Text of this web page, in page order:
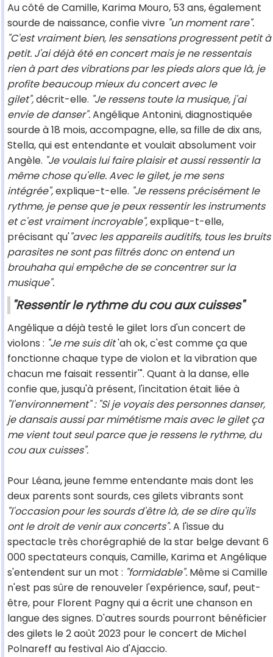
Au côté de Camille, Karima Mouro, 53 ans, également
sourde de naissance, confie vivre "un moment rare".
"C'est vraiment bien, les sensations progressent petit à
petit. J'ai déjà été en concert mais je ne ressentais
rien à part des vibrations par les pieds alors que là, je
profite beaucoup mieux du concert avec le
gilet",décrit-elle. "Je ressens toute la musique, j'ai
envie de danser".Angélique Antonini, diagnostiquée
sourde à 18 mois, accompagne, elle, sa fille de dix ans,
Stella, qui est entendante et voulait absolument voir
Angèle. "Je voulais lui faire plaisir et aussi ressentir la
même chose qu'elle. Avec le gilet, je me sens
intégrée",explique-t-elle. "Je ressens précisément le
rythme, je pense que je peux ressentir les instruments
et c'est vraiment incroyable",explique-t-elle,
précisant qu'"avec les appareils auditifs, tous les bruits
parasites ne sont pas filtrés donc on entend un
brouhaha qui empêche de se concentrer sur la
musique".
"Ressentir le rythme du cou aux cuisses"
Angélique a déjà testé le gilet lors d'un concert de
violons : "Je me suis dit'ah ok, c'est comme ça que
fonctionne chaque type de violon et la vibration que
chacun me faisait ressentir'". Quant à la danse, elle
confie que, jusqu'à présent, l'incitation était liée à
"l'environnement" : "Si je voyais des personnes danser,
je dansais aussi par mimétisme mais avec le gilet ça
me vient tout seul parce que je ressens le rythme, du
cou aux cuisses".
Pour Léana, jeune femme entendante mais dont les
deux parents sont sourds, ces gilets vibrants sont
"l'occasion pour les sourds d'être là, de se dire qu'ils
ont le droit de venir aux concerts".A l'issue du
spectacle très chorégraphié de la star belge devant 6
000 spectateurs conquis, Camille, Karima et Angélique
s'entendent sur un mot : "formidable". Même si Camille
n'est pas sûre de renouveler l'expérience, sauf, peut-
être, pour Florent Pagny qui a écrit une chanson en
langue des signes. D'autres sourds pourront bénéficier
des gilets le 2 août 2023 pour le concert de Michel
Polnareff au festival Aio d'Ajaccio.